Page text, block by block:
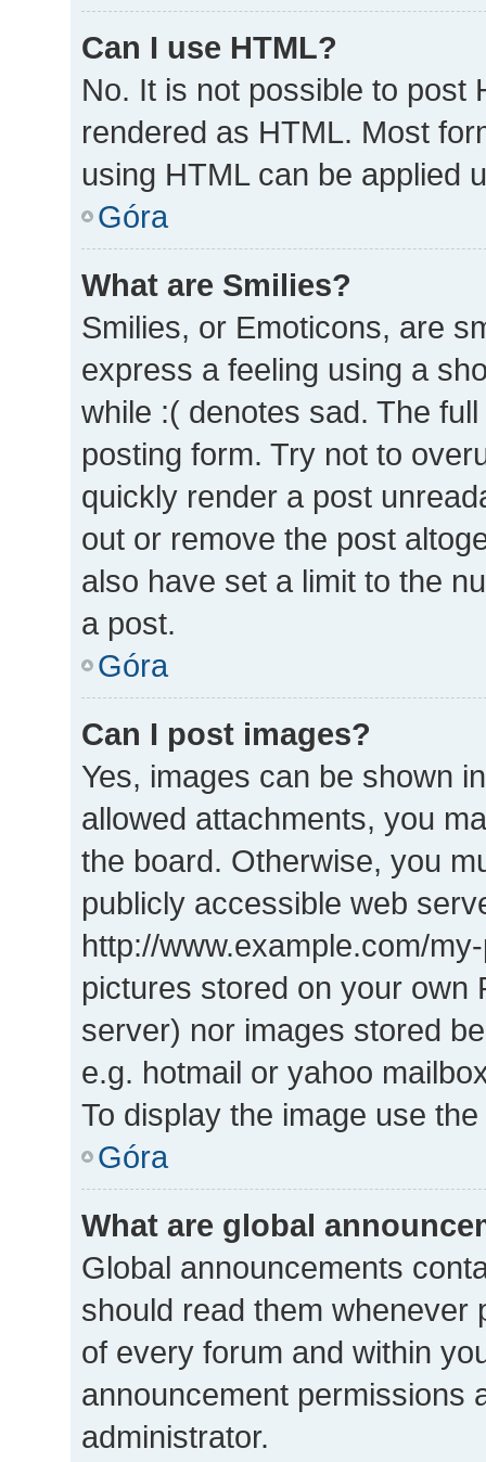
Can I use HTML?
No. It is not possible to post
rendered as HTML. Most
using HTML can be applied
Góra
What are Smilies?
Smilies, or Emoticons, are
express a feeling using a
while :( denotes sad. The
posting form. Try not to
quickly render a post
out or remove the post
also have set a limit to the
a post.
Góra
Can I post images?
Yes, images can be shown
allowed attachments, you
the board. Otherwise, you
publicly accessible web
http://www.example.com/
pictures stored on your own
server) nor images stored
e.g. hotmail or yahoo
To display the image use
Góra
What are global
Global announcements
should read them whenever
of every forum and within
announcement permissions
administrator.